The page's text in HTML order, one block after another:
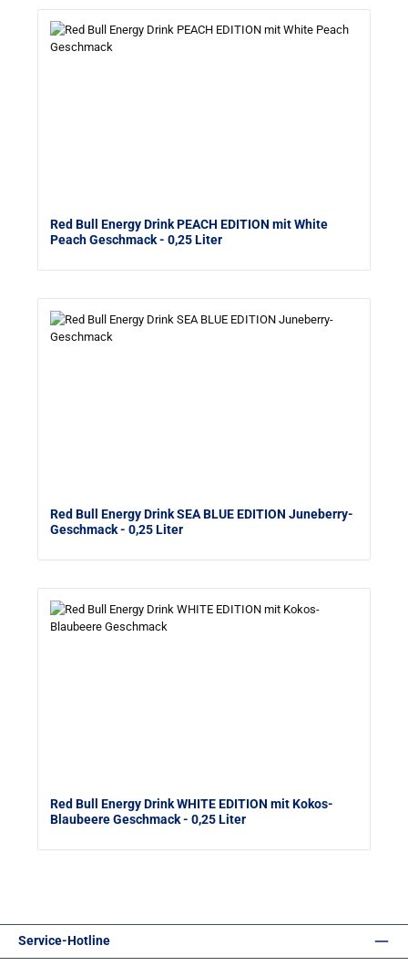
Red Bull Energy Drink PEACH EDITION mit White
Peach Geschmack- 0,25 Liter
Red Bull Energy Drink SEA BLUE EDITION Juneberry-
Geschmack- 0,25 Liter
Red Bull Energy Drink WHITE EDITION mit Kokos-
Blaubeere Geschmack- 0,25 Liter
Service-Hotline